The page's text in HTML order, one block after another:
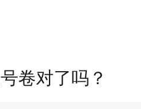
卷对了吗？